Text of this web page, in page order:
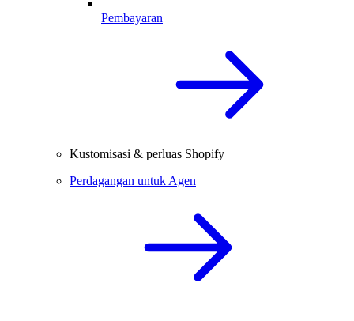
Pembayaran
Kustomisasi & perluas Shopify
Perdagangan untuk Agen